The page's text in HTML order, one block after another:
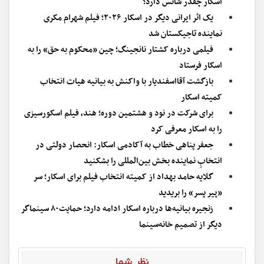
یک اثر ایرانی دیگر در اسکار ۲۰۲۶؛ فیلم شهرام مکری
نماینده تاجیکستان شد
فیلمی درباره کشتار نانجینگ؛ چین «محکوم به حق» را به
اسکار فرستاد
بازگشت آقااسفندیار با واکنش به بیانیه هیات انتخاب
کمیته اسکار
برای شرکت در نود و هشتمین دوره؛ هند، فیلم اسکورسیزی
را به اسکار معرفی کرد
جعفر پناهی خطاب به آکادمی اسکار: انحصار دولتی در
انتخابِ نماینده بخش بین‌المللی را بشکنید
گلایه حامد بهداد از کمیته انتخاب فیلم برای اسکار؛ سر
«پیر پسر» را بریدید
زنجیره بیانیه‌ها درباره اسکار ادامه دارد؛ حمایت۸۰ سینماگر
دیگر از تصمیم خانه‌سینما